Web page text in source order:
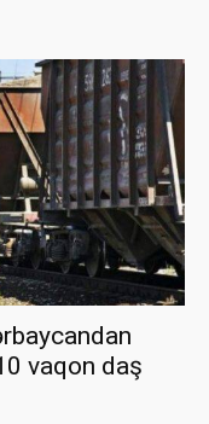
vaqon daş